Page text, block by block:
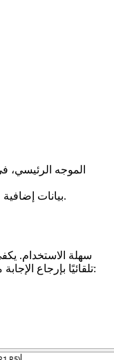
(اختياري) بيانات إضافية للموجه الرئيسي.
وسيقوم Excel (Calc) تلقائيًا بإرجاع الإجابة من الذكاء الاصطناعي: